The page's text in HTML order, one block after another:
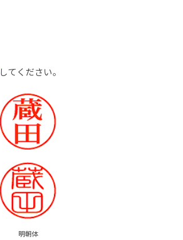
してください。
明朝体